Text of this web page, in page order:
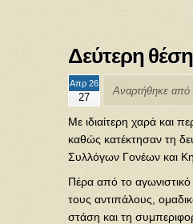
Δεύτερη
Απρ 26
27
Αναρτήθηκε από
Με ιδιαίτερη χαρά και
καθώς κατέκτησαν τη
Συλλόγων Γονέων και
Πέρα από το
τους αντιπάλους,
στάση και τη